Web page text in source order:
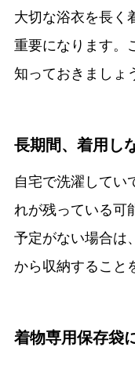
大切な浴衣を長く
重要になります。
知っておきましょ
長期間、着用し
自宅で洗濯してい
れが残っている可
予定がない場合は
から収納すること
着物専用保存袋